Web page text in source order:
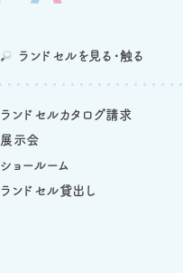
ランドセルを 見る・触る
ランドセルカタログ請求
展示会
ショールーム
ランドセル貸出し